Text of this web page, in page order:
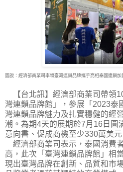
圖說：經濟部商業司率領臺灣連鎖品牌攜手亮相泰國連鎖加
【台北訊】經濟部商業司帶領
灣連鎖品牌館」，參展「2023泰
灣連鎖品牌魅力及扎實穩健的經
潮。為期4天的展期於7月16日圓
意向書、促成商機至少330萬美元
經濟部商業司表示，泰國消費
高，此次「臺灣連鎖品牌館」相
現出臺灣品牌在創新、品質和市